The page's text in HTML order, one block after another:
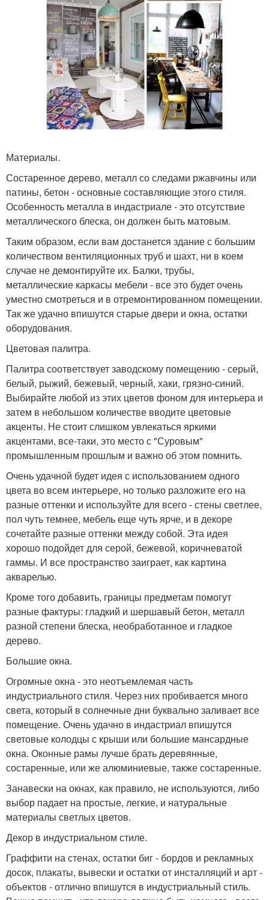
Материалы.
Состаренное дерево, металл со следами ржавчины или
патины, бетон - основные составляющие этого стиля.
Особенность металла в индастриале - это отсутствие
металлического блеска, он должен быть матовым.
Таким образом, если вам достанется здание с большим
количеством вентиляционных труб и шахт, ни в коем
случае не демонтируйте их. Балки, трубы,
металлические каркасы мебели - все это будет очень
уместно смотреться и в отремонтированном помещении.
Так же удачно впишутся старые двери и окна, остатки
оборудования.
Цветовая палитра.
Палитра соответствует заводскому помещению - серый,
белый, рыжий, бежевый, черный, хаки, грязно-синий.
Выбирайте любой из этих цветов фоном для интерьера и
затем в небольшом количестве вводите цветовые
акценты. Не стоит слишком увлекаться яркими
акцентами, все-таки, это место с "Суровым"
промышленным прошлым и важно об этом помнить.
Очень удачной будет идея с использованием одного
цвета во всем интерьере, но только разложите его на
разные оттенки и используйте для всего - стены светлее,
пол чуть темнее, мебель еще чуть ярче, и в декоре
сочетайте разные оттенки между собой. Эта идея
хорошо подойдет для серой, бежевой, коричневатой
гаммы. И все пространство заиграет, как картина
акварелью.
Кроме того добавить, границы предметам помогут
разные фактуры: гладкий и шершавый бетон, металл
разной степени блеска, необработанное и гладкое
дерево.
Большие окна.
Огромные окна - это неотъемлемая часть
индустриального стиля. Через них пробивается много
света, который в солнечные дни буквально заливает все
помещение. Очень удачно в индастриал впишутся
световые колодцы с крыши или большие мансардные
окна. Оконные рамы лучше брать деревянные,
состаренные, или же алюминиевые, также состаренные.
Занавески на окнах, как правило, не используются, либо
выбор падает на простые, легкие, и натуральные
материалы светлых цветов.
Декор в индустриальном стиле.
Граффити на стенах, остатки биг - бордов и рекламных
досок, плакаты, вывески и остатки от инсталляций и арт -
объектов - отлично впишутся в индустриальный стиль.